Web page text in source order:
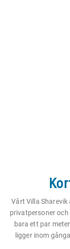
Vårt Villa
privatpersoner
bara ett par
ligger inom